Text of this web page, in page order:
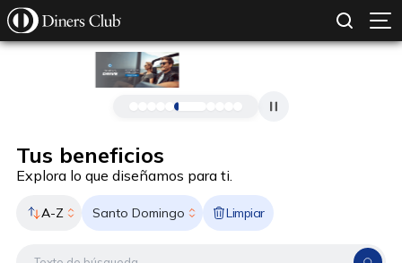
Pasar al contenido principal
Tus beneficios
Explora lo que diseñamos para ti.
A-Z Santo Domingo Limpiar